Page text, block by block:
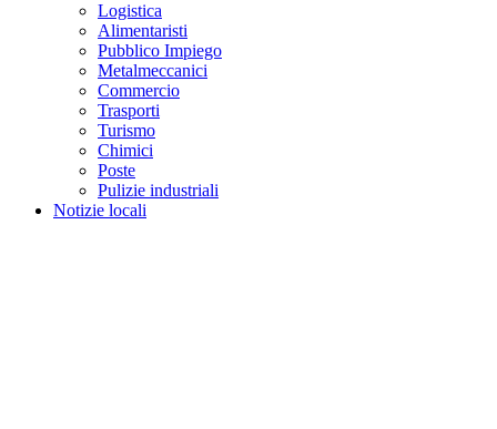
Logistica
Alimentaristi
Pubblico Impiego
Metalmeccanici
Commercio
Trasporti
Turismo
Chimici
Poste
Pulizie industriali
Notizie locali